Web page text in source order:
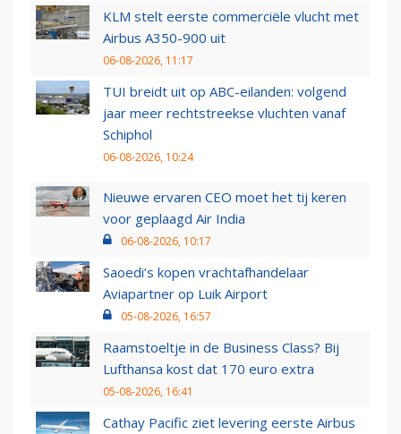
KLM stelt eerste commerciële vlucht met
Airbus A350-900 uit
06-08-2026, 11:17
TUI breidt uit op ABC-eilanden: volgend
jaar meer rechtstreekse vluchten vanaf
Schiphol
06-08-2026, 10:24
Nieuwe ervaren CEO moet het tij keren
voor geplaagd Air India
06-08-2026, 10:17
Saoedi’s kopen vrachtafhandelaar
Aviapartner op Luik Airport
05-08-2026, 16:57
Raamstoeltje in de Business Class? Bij
Lufthansa kost dat 170 euro extra
05-08-2026, 16:41
Cathay Pacific ziet levering eerste Airbus